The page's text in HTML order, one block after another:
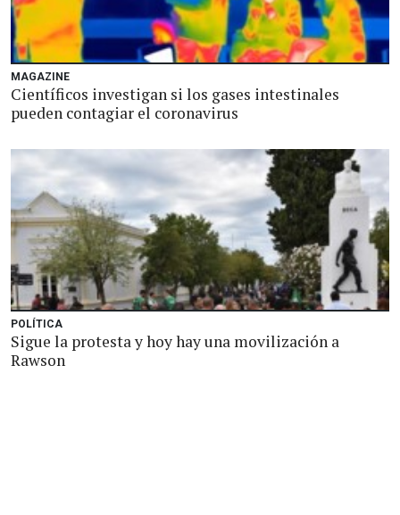
MAGAZINE
Científicos investigan si los gases intestinales
pueden contagiar el coronavirus
POLÍTICA
Sigue la protesta y hoy hay una movilización a
Rawson